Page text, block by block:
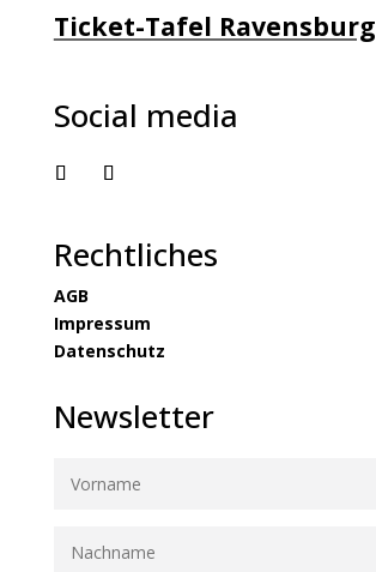
Ticket-Tafel Ravensburg
Social media
Rechtliches
AGB
Impressum
Datenschutz
Newsletter